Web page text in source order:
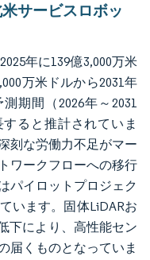
サービスロボッ
年に139億3,000万米
万米ドルから2031年
期間（2026年～2031
すると推計されていま
刻な労働力不足がマー
ワークフローへの移行
パイロットプロジェク
います。固体LiDARお
下により、高性能セン
届くものとなっていま